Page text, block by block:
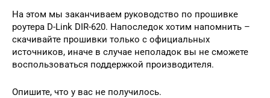
На этом мы заканчиваем руководство по прошивке
роутера D-Link DIR-620. Напоследок хотим напомнить –
скачивайте прошивки только с официальных
источников, иначе в случае неполадок вы не сможете
воспользоваться поддержкой производителя.
Опишите, что у вас не получилось.